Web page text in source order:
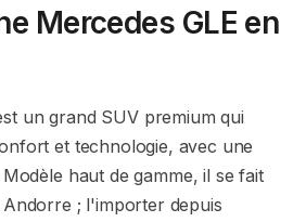
Mercedes GLE en
un grand SUV premium qui
et technologie, avec une
haut de gamme, il se fait
; l'importer depuis